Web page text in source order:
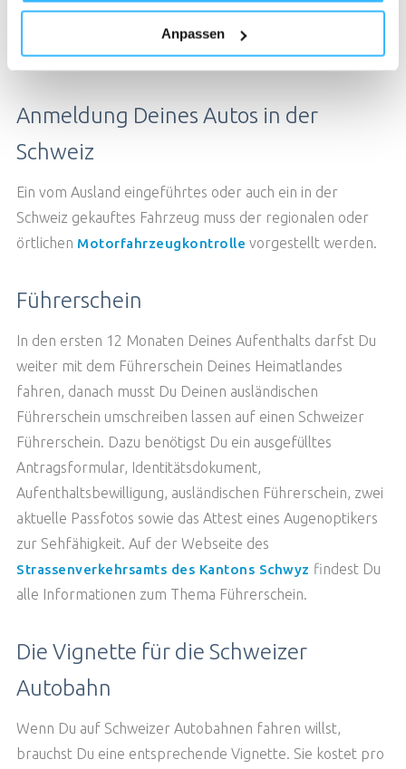
Anpassen
TISCH RESERVIEREN
Auto und öffentlicher
Verkehr
Anmeldung Deines Autos in der
Schweiz
Ein vom Ausland eingeführtes oder auch ein in der
Schweiz gekauftes Fahrzeug muss der regionalen oder
örtlichen Motorfahrzeugkontrolle vorgestellt werden.
Führerschein
In den ersten 12 Monaten Deines Aufenthalts darfst Du
weiter mit dem Führerschein Deines Heimatlandes
fahren, danach musst Du Deinen ausländischen
Führerschein umschreiben lassen auf einen Schweizer
Führerschein. Dazu benötigst Du ein ausgefülltes
Antragsformular, Identitätsdokument,
Aufenthaltsbewilligung, ausländischen Führerschein, zwei
aktuelle Passfotos sowie das Attest eines Augenoptikers
zur Sehfähigkeit. Auf der Webseite des
Strassenverkehrsamts des Kantons Schwyz findest Du
alle Informationen zum Thema Führerschein.
Die Vignette für die Schweizer
Autobahn
Wenn Du auf Schweizer Autobahnen fahren willst,
brauchst Du eine entsprechende Vignette. Sie kostet pro